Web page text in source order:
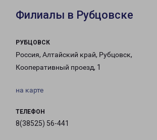
Филиалы в Рубцовске
РУБЦОВСК
Россия, Алтайский край, Рубцовск,
Кооперативный проезд, 1
на карте
ТЕЛЕФОН
8(38525) 56-441